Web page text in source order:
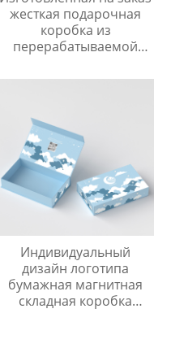
жесткая подарочная
коробка из
перерабатываемой
пищевой клапан,
Индивидуальный
дизайн логотипа
бумажная магнитная
складная коробка